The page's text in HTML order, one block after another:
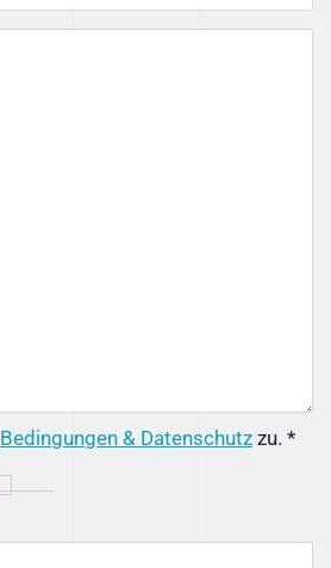
Bedingungen & Datenschutz zu. *